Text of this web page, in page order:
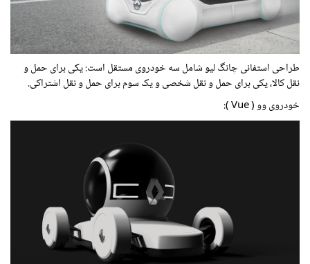
طراحی استفانی چانگ لیو شامل سه خودروی مستقل است: یکی برای حمل و
نقل کالا، یکی برای حمل و نقل شخصی و یک سوم برای حمل و نقل اشتراکی.
خودروی وو (
):